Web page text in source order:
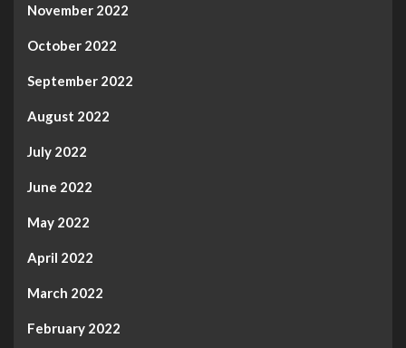
November 2022
October 2022
September 2022
August 2022
July 2022
June 2022
May 2022
April 2022
March 2022
February 2022